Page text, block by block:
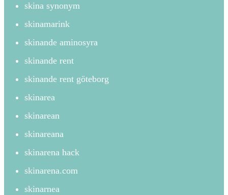
skina synonym
skinamarink
skinande aminosyra
skinande rent
skinande rent göteborg
skinarea
skinarean
skinareana
skinarena hack
skinarena.com
skinarnea